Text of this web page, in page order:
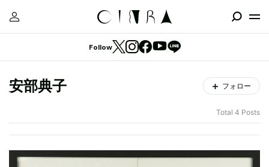
Follow
安部典子 フォロー
Total 4 Posts